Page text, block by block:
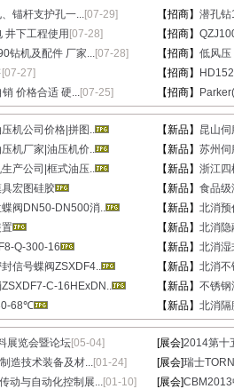
锚杆支护孔一...[07-29] 【招商】 潜孔钻
井下工程使用 [07-28] 【招商】
钻机及配件 厂家...[07-28] 【招商】 低风压
[07-27] 【招商】
价格合适 硬...[07-25] 【招商】
机公司价格|拼图.. 【新品】 昆山
机厂家|油压机价.. 【新品】 苏州伺
产公司|框式油压.. 【新品】 浙江四
宏图硅胶 【新品】 食品级
阀DN50-DN500消.. 【新品】 北消预
【新品】 北消
Q-300-16 【新品】 北消湿
信号蝶阀ZSXDF4.. 【新品】 北消不
C-16HExDN.. 【新品】 不锈钢
68℃ 【新品】 北消
展览会暨论坛[05-04] [展会]2014第十
造技术装备及材...[01-24] [展会]瑞士
动与自动化控制展...[01-10] [展会]CBM2013